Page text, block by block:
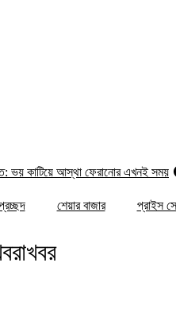
ভয় কাটিয়ে আস্থা ফেরানোর এখনই সময়
জোরে বাজারে প্রাণ ফিরছে, বাড়ছে
শেয়ার বাজার প্রাইস